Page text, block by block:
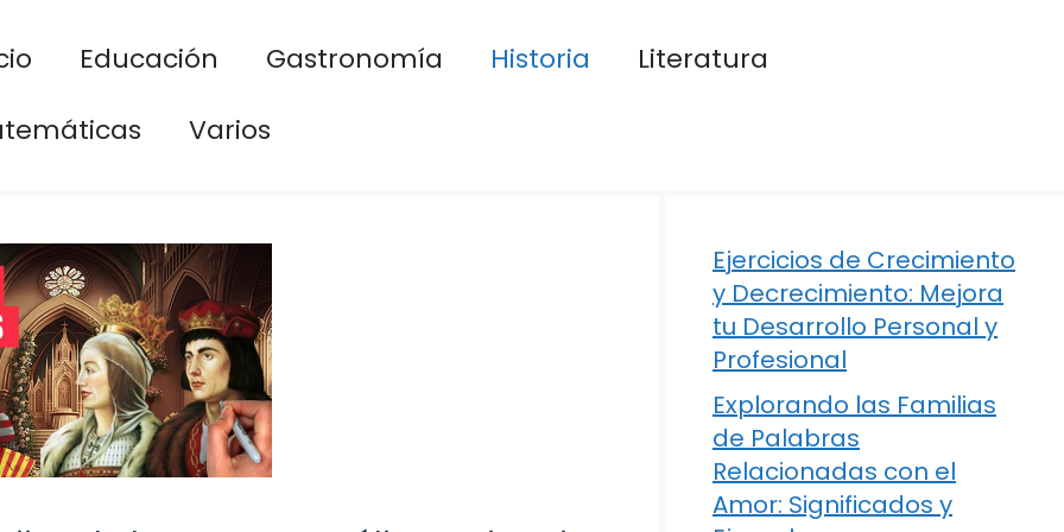
Educación Gastronomía Historia
Literatura
Varios
Ejercicios de Crecimiento
y Decrecimiento: Mejora
tu Desarrollo Personal y
Profesional
Explorando las Familias
de Palabras
Relacionadas con el
Amor: Significados y